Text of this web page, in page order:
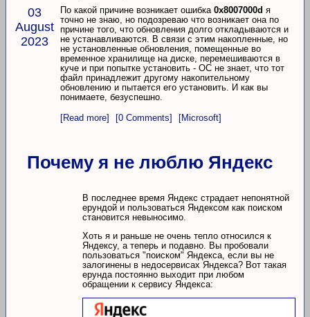
03
August
2023
По какой причине возникает ошибка 0x8007000d я
точно не знаю, но подозреваю что возникает она по
причине того, что обновления долго откладываются и
не устанавливаются. В связи с этим накопленные, но
не установленные обновления, помещенные во
временное хранилище на диске, перемешиваются в
куче и при попытке установить - ОС не знает, что тот
файл принадлежит другому накопительному
обновлению и пытается его установить. И как вы
понимаете, безуспешно.
[Read more]
[0 Comments] [Microsoft]
Почему я не люблю Яндекс
В последнее время Яндекс страдает непонятной
ерундой и пользоваться Яндексом как поиском
становится невыносимо.
Хоть я и раньше не очень тепло относился к
Яндексу, а теперь и подавно. Вы пробовали
пользоваться "поиском" Яндекса, если вы не
залогинены в недосервисах Яндекса? Вот такая
ерунда постоянно выходит при любом
обращении к сервису Яндекса: